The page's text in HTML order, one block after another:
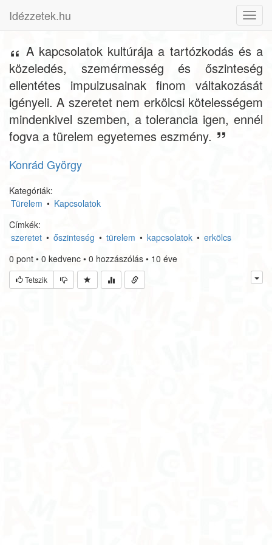
Idézzetek.hu
A kapcsolatok kultúrája a tartózkodás és a
közeledés, szemérmesség és őszinteség
ellentétes impulzusainak finom váltakozását
igényeli. A szeretet nem erkölcsi kötelességem
mindenkivel szemben, a tolerancia igen, ennél
fogva a türelem egyetemes eszmény.
Konrád György
Kategóriák:
Türelem • Kapcsolatok
Címkék:
szeretet • őszinteség • türelem • kapcsolatok • erkölcs
0 pont • 0 kedvenc • 0 hozzászólás • 10 éve
Tetszik